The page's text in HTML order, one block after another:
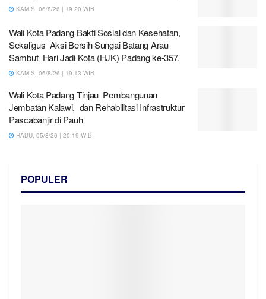
KAMIS, 06/8/26 | 19:20 WIB
Wali Kota Padang Bakti Sosial dan Kesehatan,
Sekaligus Aksi Bersih Sungai Batang Arau
Sambut Hari Jadi Kota (HJK) Padang ke-357.
KAMIS, 06/8/26 | 19:13 WIB
Wali Kota Padang Tinjau Pembangunan
Jembatan Kalawi, dan Rehabilitasi Infrastruktur
Pascabanjir di Pauh
RABU, 05/8/26 | 20:19 WIB
POPULER